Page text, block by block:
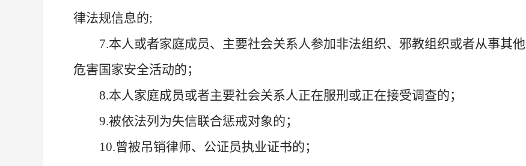
律法规信息的;
7.本人或者家庭成员、主要社会关系人参加非法组织、邪教组织或者从事其他
危害国家安全活动的；
8.本人家庭成员或者主要社会关系人正在服刑或正在接受调查的；
9.被依法列为失信联合惩戒对象的；
10.曾被吊销律师、公证员执业证书的；